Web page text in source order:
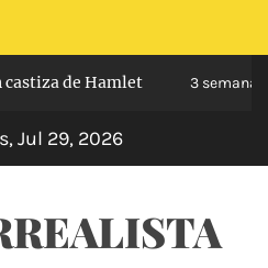
de Hamlet 3 semanas
Jul 29, 2026